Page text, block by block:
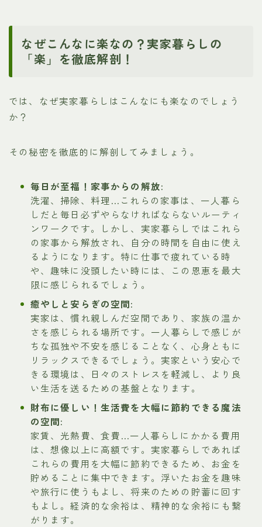
なぜこんなに楽なの？実家暮らしの
「楽」を徹底解剖！
では、なぜ実家暮らしはこんなにも楽なのでしょう
か？
その秘密を徹底的に解剖してみましょう。
毎日が至福！家事からの解放:
洗濯、掃除、料理…これらの家事は、一人暮ら
しだと毎日必ずやらなければならないルーティ
ンワークです。しかし、実家暮らしではこれら
の家事から解放され、自分の時間を自由に使え
るようになります。特に仕事で疲れている時
や、趣味に没頭したい時には、この恩恵を最大
限に感じられるでしょう。
癒やしと安らぎの空間:
実家は、慣れ親しんだ空間であり、家族の温か
さを感じられる場所です。一人暮らしで感じが
ちな孤独や不安を感じることなく、心身ともに
リラックスできるでしょう。実家という安心で
きる環境は、日々のストレスを軽減し、より良
い生活を送るための基盤となります。
財布に優しい！生活費を大幅に節約できる魔法
の空間:
家賃、光熱費、食費…一人暮らしにかかる費用
は、想像以上に高額です。実家暮らしであれば
これらの費用を大幅に節約できるため、お金を
貯めることに集中できます。浮いたお金を趣味
や旅行に使うもよし、将来のための貯蓄に回す
もよし。経済的な余裕は、精神的な余裕にも繋
がります。